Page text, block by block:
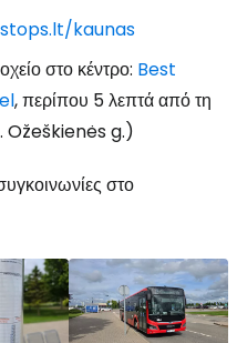
stops.lt/kaunas
στο κέντρο: Best
, περίπου 5 λεπτά από τη
Ožeškienės g.)
στο